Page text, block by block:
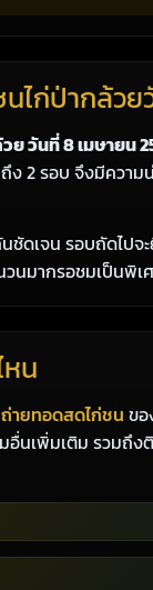
ไก่ป่ากล้ว
ย วันที่ 8 เมษายน
2 รอบ จึงมีความ
ชัดเจน รอบถัดไป
นมากรอชมเป็นพิเ
น
ถ่ายทอดสดไก่ชน ขอ
อื่นเพิ่มเติม รวมถึ